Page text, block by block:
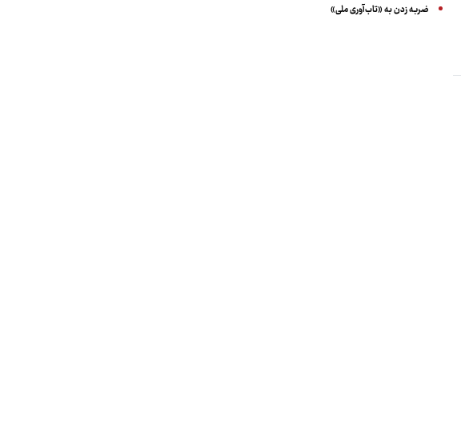
ضربه زدن به «تاب‌آوری ملی»